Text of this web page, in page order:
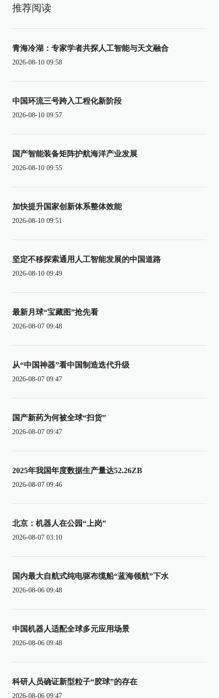
推荐阅读
青海冷湖：专家学者共探人工智能与天文融合
2026-08-10 09:58
中国环流三号跨入工程化新阶段
2026-08-10 09:57
国产智能装备矩阵护航海洋产业发展
2026-08-10 09:55
加快提升国家创新体系整体效能
2026-08-10 09:51
坚定不移探索通用人工智能发展的中国道路
2026-08-10 09:49
最新月球“宝藏图”抢先看
2026-08-07 09:48
从“中国神器”看中国制造迭代升级
2026-08-07 09:47
国产新药为何被全球“扫货”
2026-08-07 09:47
2025年我国年度数据生产量达52.26ZB
2026-08-07 09:46
北京：机器人在公园“上岗”
2026-08-07 03:10
国内最大自航式纯电驱布缆船“蓝海领航”下水
2026-08-06 09:48
中国机器人适配全球多元应用场景
2026-08-06 09:48
科研人员确证新型粒子“胶球”的存在
2026-08-06 09:47